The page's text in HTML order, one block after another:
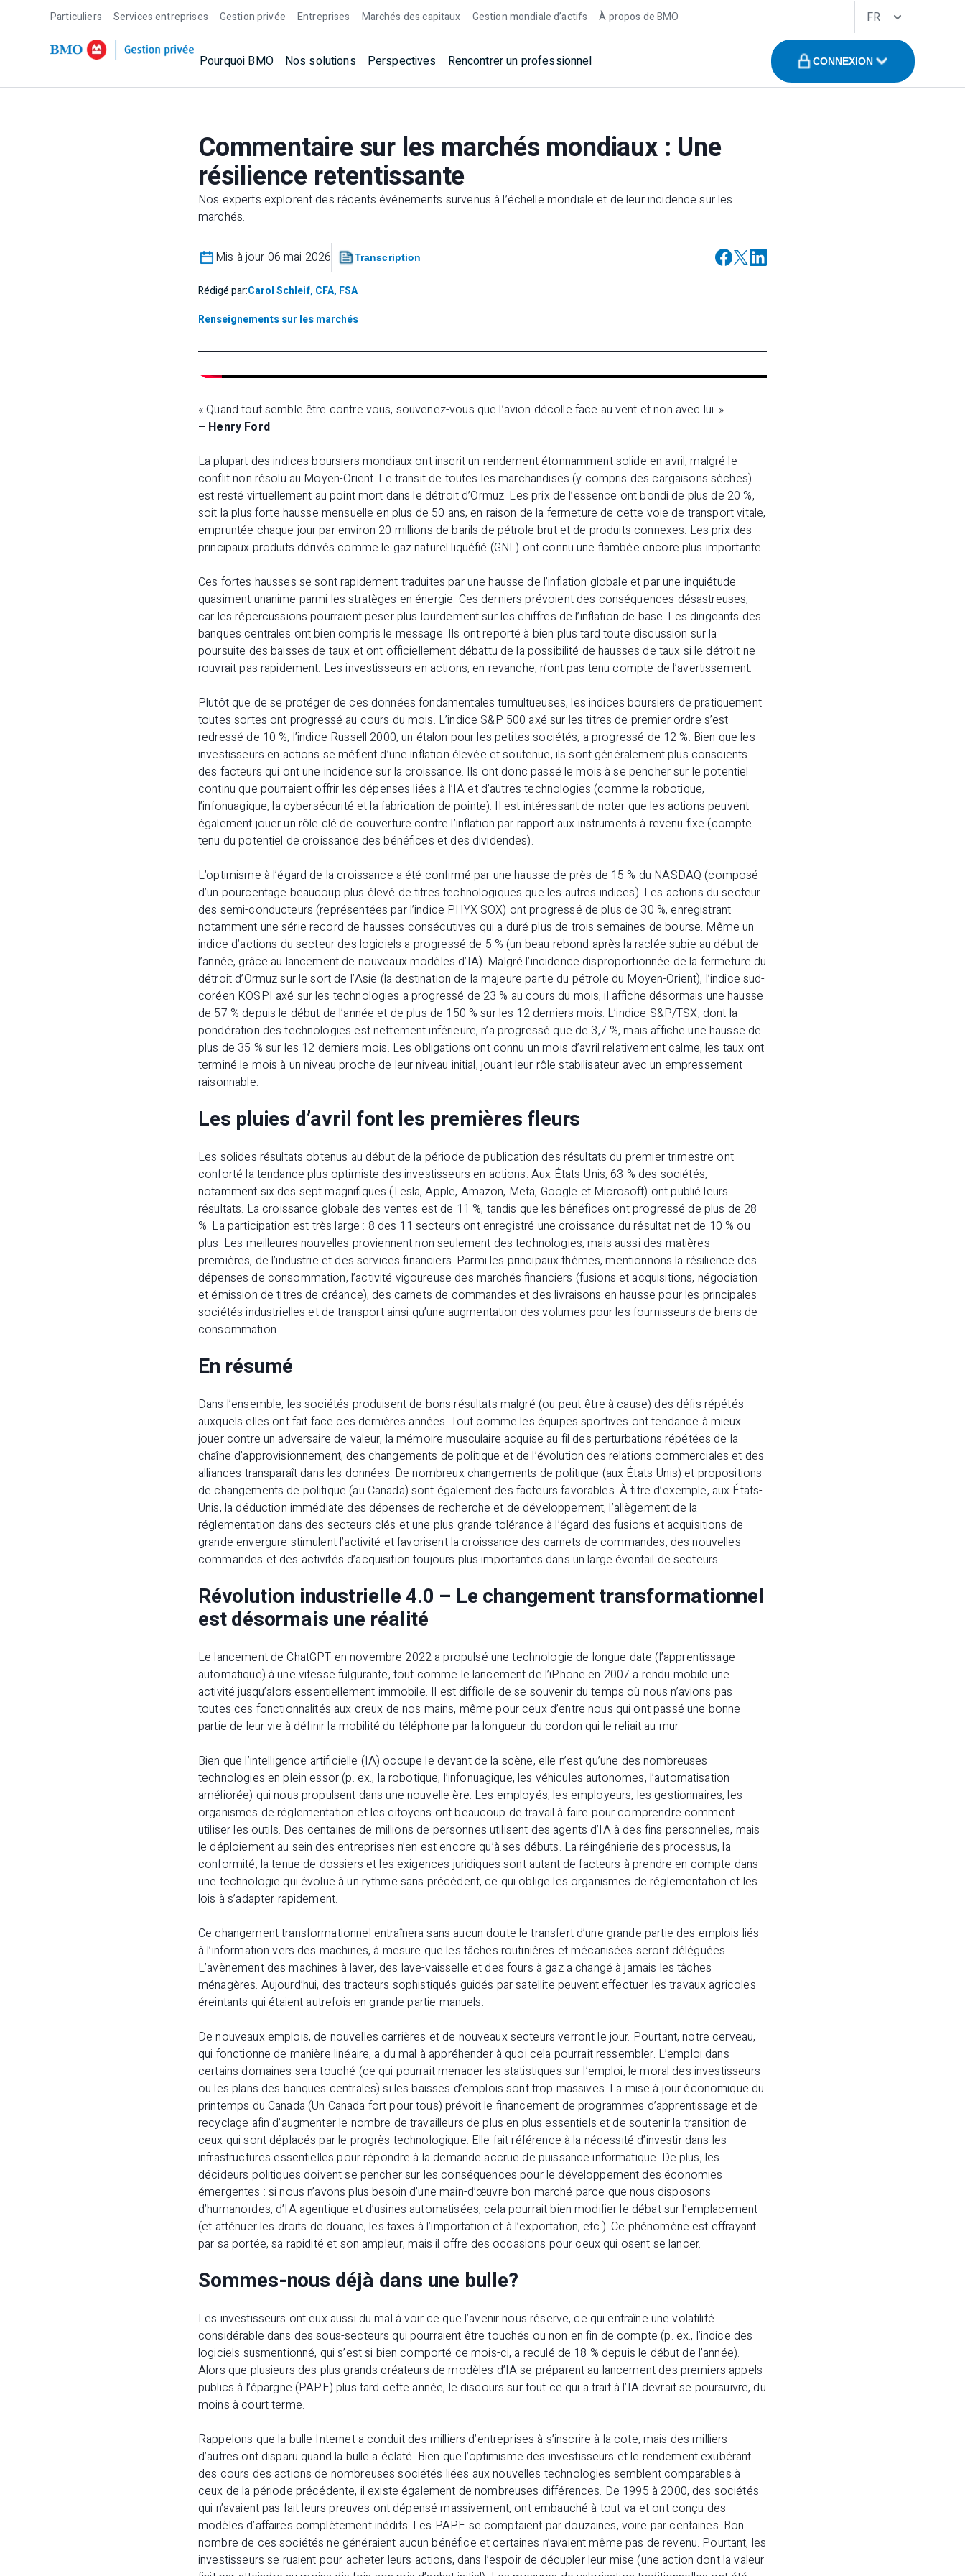
Particuliers Services entreprises Gestion privée Entreprises Marchés des capitaux Gestion mondiale d’actifs À propos de BMO FR
Pourquoi BMO Nos solutions Perspectives Rencontrer un professionnel CONNEXION
Commentaire sur les marchés mondiaux : Une
résilience retentissante
Nos experts explorent des récents événements survenus à l’échelle mondiale et de leur incidence sur les
marchés.
Mis à jour 06 mai 2026 Transcription
Rédigé par:Carol Schleif, CFA, FSA
Renseignements sur les marchés
« Quand tout semble être contre vous, souvenez-vous que l’avion décolle face au vent et non avec lui. »
– Henry Ford
La plupart des indices boursiers mondiaux ont inscrit un rendement étonnamment solide en avril, malgré le
conflit non résolu au Moyen-Orient. Le transit de toutes les marchandises (y compris des cargaisons sèches)
est resté virtuellement au point mort dans le détroit d’Ormuz. Les prix de l’essence ont bondi de plus de 20 %,
soit la plus forte hausse mensuelle en plus de 50 ans, en raison de la fermeture de cette voie de transport vitale,
empruntée chaque jour par environ 20 millions de barils de pétrole brut et de produits connexes. Les prix des
principaux produits dérivés comme le gaz naturel liquéfié (GNL) ont connu une flambée encore plus importante.
Ces fortes hausses se sont rapidement traduites par une hausse de l’inflation globale et par une inquiétude
quasiment unanime parmi les stratèges en énergie. Ces derniers prévoient des conséquences désastreuses,
car les répercussions pourraient peser plus lourdement sur les chiffres de l’inflation de base. Les dirigeants des
banques centrales ont bien compris le message. Ils ont reporté à bien plus tard toute discussion sur la
poursuite des baisses de taux et ont officiellement débattu de la possibilité de hausses de taux si le détroit ne
rouvrait pas rapidement. Les investisseurs en actions, en revanche, n’ont pas tenu compte de l’avertissement.
Plutôt que de se protéger de ces données fondamentales tumultueuses, les indices boursiers de pratiquement
toutes sortes ont progressé au cours du mois. L’indice S&P 500 axé sur les titres de premier ordre s’est
redressé de 10 %; l’indice Russell 2000, un étalon pour les petites sociétés, a progressé de 12 %. Bien que les
investisseurs en actions se méfient d’une inflation élevée et soutenue, ils sont généralement plus conscients
des facteurs qui ont une incidence sur la croissance. Ils ont donc passé le mois à se pencher sur le potentiel
continu que pourraient offrir les dépenses liées à l’IA et d’autres technologies (comme la robotique,
l’infonuagique, la cybersécurité et la fabrication de pointe). Il est intéressant de noter que les actions peuvent
également jouer un rôle clé de couverture contre l’inflation par rapport aux instruments à revenu fixe (compte
tenu du potentiel de croissance des bénéfices et des dividendes).
L’optimisme à l’égard de la croissance a été confirmé par une hausse de près de 15 % du NASDAQ (composé
d’un pourcentage beaucoup plus élevé de titres technologiques que les autres indices). Les actions du secteur
des semi-conducteurs (représentées par l’indice PHYX SOX) ont progressé de plus de 30 %, enregistrant
notamment une série record de hausses consécutives qui a duré plus de trois semaines de bourse. Même un
indice d’actions du secteur des logiciels a progressé de 5 % (un beau rebond après la raclée subie au début de
l’année, grâce au lancement de nouveaux modèles d’IA). Malgré l’incidence disproportionnée de la fermeture du
détroit d’Ormuz sur le sort de l’Asie (la destination de la majeure partie du pétrole du Moyen-Orient), l’indice sud-
coréen KOSPI axé sur les technologies a progressé de 23 % au cours du mois; il affiche désormais une hausse
de 57 % depuis le début de l’année et de plus de 150 % sur les 12 derniers mois. L’indice S&P/TSX, dont la
pondération des technologies est nettement inférieure, n’a progressé que de 3,7 %, mais affiche une hausse de
plus de 35 % sur les 12 derniers mois. Les obligations ont connu un mois d’avril relativement calme; les taux ont
terminé le mois à un niveau proche de leur niveau initial, jouant leur rôle stabilisateur avec un empressement
raisonnable.
Les pluies d’avril font les premières fleurs
Les solides résultats obtenus au début de la période de publication des résultats du premier trimestre ont
conforté la tendance plus optimiste des investisseurs en actions. Aux États-Unis, 63 % des sociétés,
notamment six des sept magnifiques (Tesla, Apple, Amazon, Meta, Google et Microsoft) ont publié leurs
résultats. La croissance globale des ventes est de 11 %, tandis que les bénéfices ont progressé de plus de 28
%. La participation est très large : 8 des 11 secteurs ont enregistré une croissance du résultat net de 10 % ou
plus. Les meilleures nouvelles proviennent non seulement des technologies, mais aussi des matières
premières, de l’industrie et des services financiers. Parmi les principaux thèmes, mentionnons la résilience des
dépenses de consommation, l’activité vigoureuse des marchés financiers (fusions et acquisitions, négociation
et émission de titres de créance), des carnets de commandes et des livraisons en hausse pour les principales
sociétés industrielles et de transport ainsi qu’une augmentation des volumes pour les fournisseurs de biens de
consommation.
En résumé
Dans l’ensemble, les sociétés produisent de bons résultats malgré (ou peut-être à cause) des défis répétés
auxquels elles ont fait face ces dernières années. Tout comme les équipes sportives ont tendance à mieux
jouer contre un adversaire de valeur, la mémoire musculaire acquise au fil des perturbations répétées de la
chaîne d’approvisionnement, des changements de politique et de l’évolution des relations commerciales et des
alliances transparaît dans les données. De nombreux changements de politique (aux États-Unis) et propositions
de changements de politique (au Canada) sont également des facteurs favorables. À titre d’exemple, aux États-
Unis, la déduction immédiate des dépenses de recherche et de développement, l’allègement de la
réglementation dans des secteurs clés et une plus grande tolérance à l’égard des fusions et acquisitions de
grande envergure stimulent l’activité et favorisent la croissance des carnets de commandes, des nouvelles
commandes et des activités d’acquisition toujours plus importantes dans un large éventail de secteurs.
Révolution industrielle 4.0 – Le changement transformationnel
est désormais une réalité
Le lancement de ChatGPT en novembre 2022 a propulsé une technologie de longue date (l’apprentissage
automatique) à une vitesse fulgurante, tout comme le lancement de l’iPhone en 2007 a rendu mobile une
activité jusqu’alors essentiellement immobile. Il est difficile de se souvenir du temps où nous n’avions pas
toutes ces fonctionnalités aux creux de nos mains, même pour ceux d’entre nous qui ont passé une bonne
partie de leur vie à définir la mobilité du téléphone par la longueur du cordon qui le reliait au mur.
Bien que l’intelligence artificielle (IA) occupe le devant de la scène, elle n’est qu’une des nombreuses
technologies en plein essor (p. ex., la robotique, l’infonuagique, les véhicules autonomes, l’automatisation
améliorée) qui nous propulsent dans une nouvelle ère. Les employés, les employeurs, les gestionnaires, les
organismes de réglementation et les citoyens ont beaucoup de travail à faire pour comprendre comment
utiliser les outils. Des centaines de millions de personnes utilisent des agents d’IA à des fins personnelles, mais
le déploiement au sein des entreprises n’en est encore qu’à ses débuts. La réingénierie des processus, la
conformité, la tenue de dossiers et les exigences juridiques sont autant de facteurs à prendre en compte dans
une technologie qui évolue à un rythme sans précédent, ce qui oblige les organismes de réglementation et les
lois à s’adapter rapidement.
Ce changement transformationnel entraînera sans aucun doute le transfert d’une grande partie des emplois liés
à l’information vers des machines, à mesure que les tâches routinières et mécanisées seront déléguées.
L’avènement des machines à laver, des lave-vaisselle et des fours à gaz a changé à jamais les tâches
ménagères. Aujourd’hui, des tracteurs sophistiqués guidés par satellite peuvent effectuer les travaux agricoles
éreintants qui étaient autrefois en grande partie manuels.
De nouveaux emplois, de nouvelles carrières et de nouveaux secteurs verront le jour. Pourtant, notre cerveau,
qui fonctionne de manière linéaire, a du mal à appréhender à quoi cela pourrait ressembler. L’emploi dans
certains domaines sera touché (ce qui pourrait menacer les statistiques sur l’emploi, le moral des investisseurs
ou les plans des banques centrales) si les baisses d’emplois sont trop massives. La mise à jour économique du
printemps du Canada (Un Canada fort pour tous) prévoit le financement de programmes d’apprentissage et de
recyclage afin d’augmenter le nombre de travailleurs de plus en plus essentiels et de soutenir la transition de
ceux qui sont déplacés par le progrès technologique. Elle fait référence à la nécessité d’investir dans les
infrastructures essentielles pour répondre à la demande accrue de puissance informatique. De plus, les
décideurs politiques doivent se pencher sur les conséquences pour le développement des économies
émergentes : si nous n’avons plus besoin d’une main-d’œuvre bon marché parce que nous disposons
d’humanoïdes, d’IA agentique et d’usines automatisées, cela pourrait bien modifier le débat sur l’emplacement
(et atténuer les droits de douane, les taxes à l’importation et à l’exportation, etc.). Ce phénomène est effrayant
par sa portée, sa rapidité et son ampleur, mais il offre des occasions pour ceux qui osent se lancer.
Sommes-nous déjà dans une bulle?
Les investisseurs ont eux aussi du mal à voir ce que l’avenir nous réserve, ce qui entraîne une volatilité
considérable dans des sous-secteurs qui pourraient être touchés ou non en fin de compte (p. ex., l’indice des
logiciels susmentionné, qui s’est si bien comporté ce mois-ci, a reculé de 18 % depuis le début de l’année).
Alors que plusieurs des plus grands créateurs de modèles d’IA se préparent au lancement des premiers appels
publics à l’épargne (PAPE) plus tard cette année, le discours sur tout ce qui a trait à l’IA devrait se poursuivre, du
moins à court terme.
Rappelons que la bulle Internet a conduit des milliers d’entreprises à s’inscrire à la cote, mais des milliers
d’autres ont disparu quand la bulle a éclaté. Bien que l’optimisme des investisseurs et le rendement exubérant
des cours des actions de nombreuses sociétés liées aux nouvelles technologies semblent comparables à
ceux de la période précédente, il existe également de nombreuses différences. De 1995 à 2000, des sociétés
qui n’avaient pas fait leurs preuves ont dépensé massivement, ont embauché à tout-va et ont conçu des
modèles d’affaires complètement inédits. Les PAPE se comptaient par douzaines, voire par centaines. Bon
nombre de ces sociétés ne généraient aucun bénéfice et certaines n’avaient même pas de revenu. Pourtant, les
investisseurs se ruaient pour acheter leurs actions, dans l’espoir de décupler leur mise (une action dont la valeur